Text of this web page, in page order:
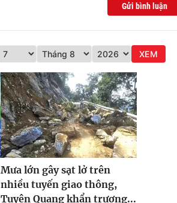
Gửi bình luận
XEM
Mưa lớn gây sạt lở trên
nhiều tuyến giao thông,
Tuyên Quang khẩn trương...